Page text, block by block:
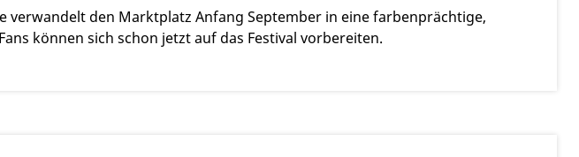
verwandelt den Marktplatz Anfang September in eine farbenprächtige,
können sich schon jetzt auf das Festival vorbereiten.